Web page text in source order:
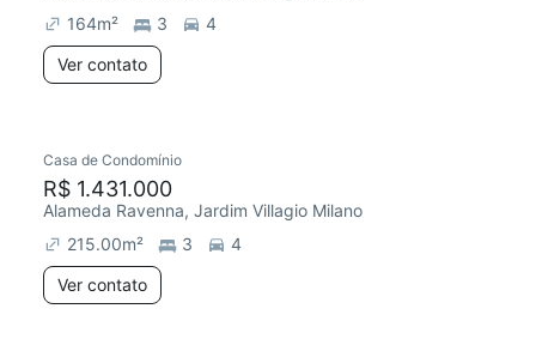
164m² 3
4
Ver contato
Casa de Condomínio
R$ 1.431.000
Alameda Ravenna, Jardim Villagio Milano
215.00m² 3
4
Ver contato